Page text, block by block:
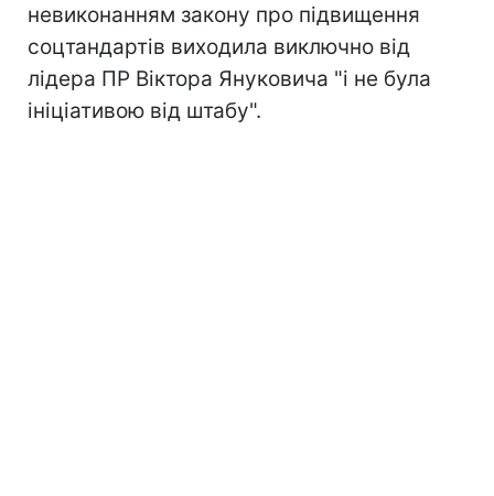
невиконанням закону про підвищення
соцтандартів виходила виключно від
лідера ПР Віктора Януковича "і не була
ініціативою від штабу".